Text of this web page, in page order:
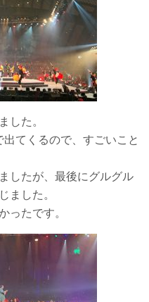
した。
てくるので、すごいこと
したが、最後にグルグル
ました。
ったです。